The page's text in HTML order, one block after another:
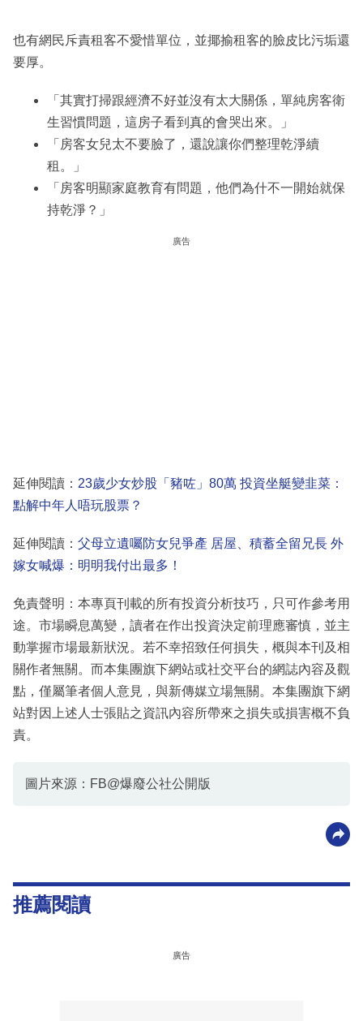
也有網民斥責租客不愛惜單位，並揶揄租客的臉皮比污垢還
要厚。
「其實打掃跟經濟不好並沒有太大關係，單純房客衛
生習慣問題，這房子看到真的會哭出來。」
「房客女兒太不要臉了，還說讓你們整理乾淨續
租。」
「房客明顯家庭教育有問題，他們為什不一開始就保
持乾淨？」
廣告
延伸閱讀： 23歲少女炒股「豬咗」80萬 投資坐艇變韭菜：
點解中年人唔玩股票？
延伸閱讀： 父母立遺囑防女兒爭產 居屋、積蓄全留兄長 外
嫁女喊爆：明明我付出最多！
免責聲明：本專頁刊載的所有投資分析技巧，只可作參考用
途。市場瞬息萬變，讀者在作出投資決定前理應審慎，並主
動掌握市場最新狀況。若不幸招致任何損失，概與本刊及相
關作者無關。而本集團旗下網站或社交平台的網誌內容及觀
點，僅屬筆者個人意見，與新傳媒立場無關。本集團旗下網
站對因上述人士張貼之資訊內容所帶來之損失或損害概不負
責。
圖片來源：FB@爆廢公社公開版
推薦閱讀
廣告